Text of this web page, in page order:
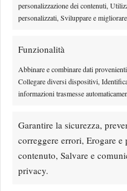
personalizzazione dei contenuti,
personalizzati, Sviluppare e
Funzionalità
Abbinare e combinare dati
Collegare diversi dispositivi,
informazioni trasmesse
Garantire la sicurezza,
correggere errori, Erogare e
contenuto, Salvare e
privacy.
Nadal si stringe a
La scomparsa di Jorge Messi ha
Matteo Cubadda